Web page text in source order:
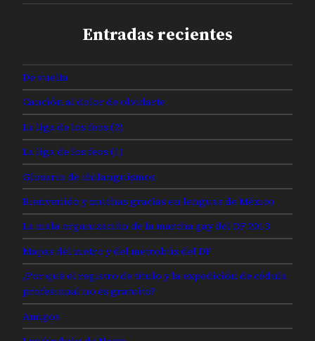
Entradas recientes
De vuelta
Canción al dolor de olvidarte
La liga de los feos (2)
La liga de los feos (1)
Glosario de chilanguismos
Bienvenido y muchas gracias en lenguas de México
La mala organización de la marcha gay del DF 2013
Mapas del metro y del metrobús del DF
¿Por qué el registro de título y la expedición de cédula
profesional no es gratuito?
Amigos